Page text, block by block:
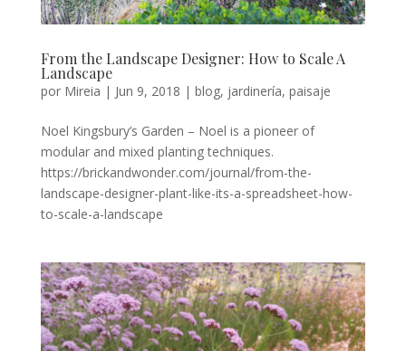
From the Landscape Designer: How to Scale A
Landscape
por Mireia | Jun 9, 2018 | blog, jardinería, paisaje
Noel Kingsbury’s Garden – Noel is a pioneer of
modular and mixed planting techniques.
https://brickandwonder.com/journal/from-the-
landscape-designer-plant-like-its-a-spreadsheet-how-
to-scale-a-landscape